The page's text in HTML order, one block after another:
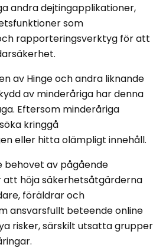
andra dejtingapplikationer,
som
rapporteringsverktyg för att
av Hinge och andra liknande
av minderåriga har denna
Eftersom minderåriga
kringgå
eller hitta olämpligt innehåll.
behovet av pågående
höja säkerhetsåtgärderna
föräldrar och
ansvarsfullt beteende online
risker, särskilt utsatta grupper